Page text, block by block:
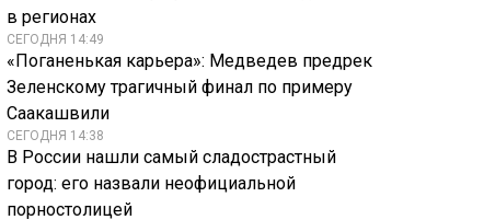
в регионах
СЕГОДНЯ 14:49
«Поганенькая карьера»: Медведев предрек
Зеленскому трагичный финал по примеру
Саакашвили
СЕГОДНЯ 14:38
В России нашли самый сладострастный
город: его назвали неофициальной
порностолицей